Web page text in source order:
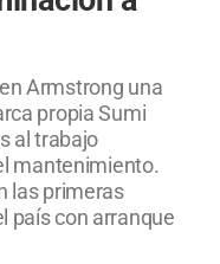
Armstrong una
propia Sumi
al trabajo
mantenimiento.
las primeras
país con arranque